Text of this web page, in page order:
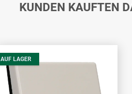
KUNDEN KAUFTEN
AUF LAGER